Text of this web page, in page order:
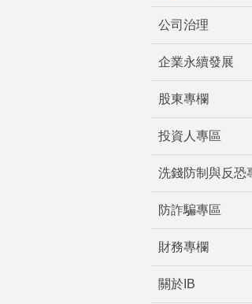
公司治理
企業永續發展
股東專欄
投資人專區
洗錢防制與反恐
防詐騙專區
財務專欄
關於IB